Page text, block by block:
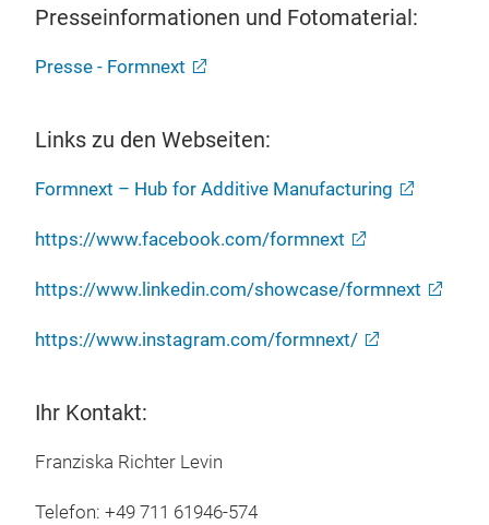
Presseinformationen und Fotomaterial:
Presse - Formnext
Links zu den Webseiten:
Formnext – Hub for Additive Manufacturing
https://www.facebook.com/formnext
https://www.linkedin.com/showcase/formnext
https://www.instagram.com/formnext/
Ihr Kontakt:
Franziska Richter Levin
Telefon: +49 711 61946-574